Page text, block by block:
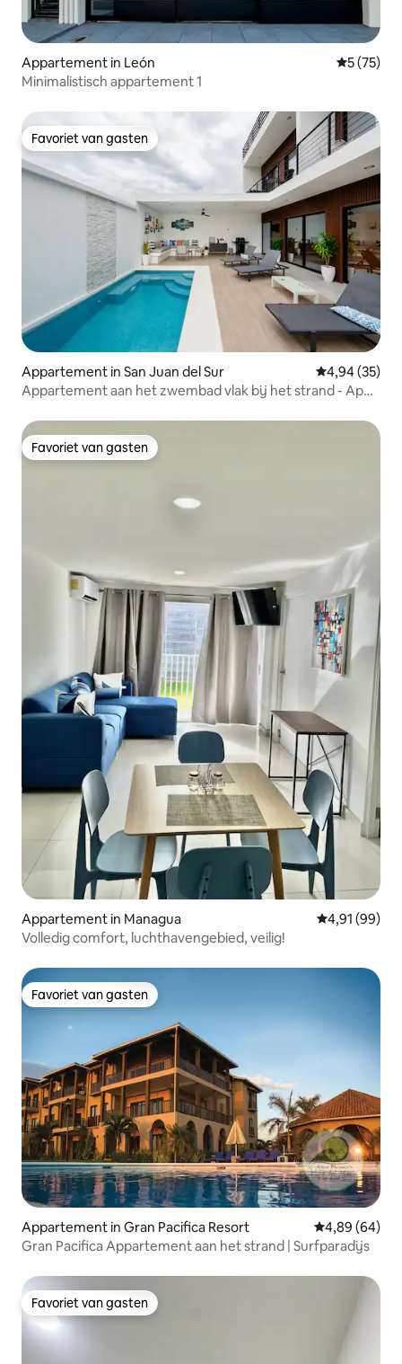
Appartement in León
5 (75)
Minimalistisch appartement 1
Favoriet van gasten
Favoriet van gasten
Appartement in San Juan del Sur Gemiddelde
4,94 (35)
Appartement aan het zwembad vlak bij het strand - App.
Favoriet van gasten
Favoriet van gasten
Appartement in Managua Gemiddelde
4,91 (99)
Volledig comfort, luchthavengebied, veilig!
Favoriet van gasten
Favoriet van gasten
Appartement in Gran Pacifica Resort Gemiddelde
4,89 (64)
Gran Pacifica Appartement aan het strand | Surfparadijs
Favoriet van gasten
Favoriet van gasten